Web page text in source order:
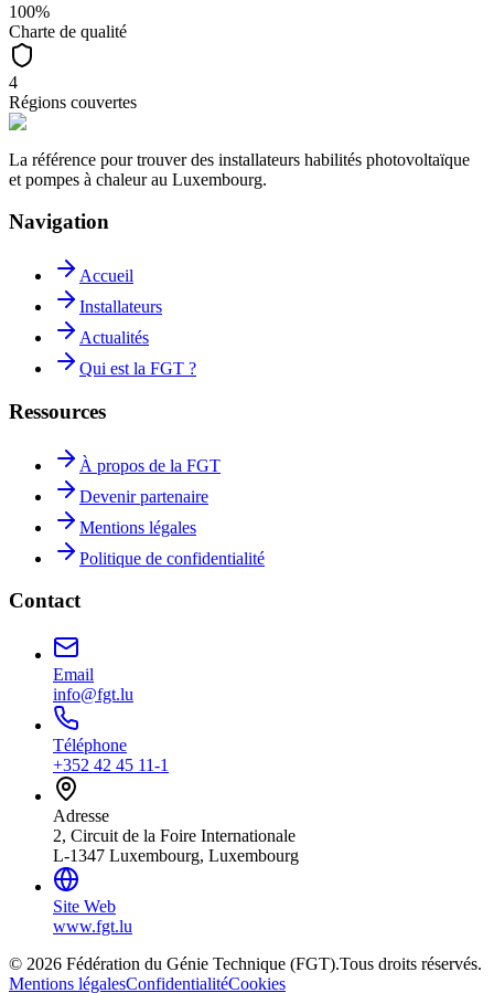
100%
Charte de qualité
4
Régions couvertes
La référence pour trouver des installateurs habilités photovoltaïque
et pompes à chaleur au Luxembourg.
Navigation
Accueil
Installateurs
Actualités
Qui est la FGT ?
Ressources
À propos de la FGT
Devenir partenaire
Mentions légales
Politique de confidentialité
Contact
Email
info@fgt.lu
Téléphone
+352 42 45 11-1
Adresse
2, Circuit de la Foire Internationale
L-1347 Luxembourg, Luxembourg
Site Web
www.fgt.lu
© 2026 Fédération du Génie Technique (FGT).Tous droits réservés.
Mentions légalesConfidentialitéCookies